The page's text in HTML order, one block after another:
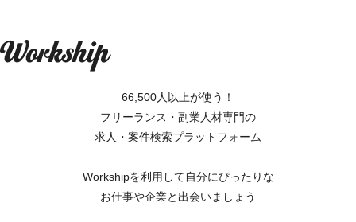
66,500人以上が使う！
フリーランス・副業人材専門の
求人・案件検索プラットフォーム
Workshipを利用して自分にぴったりな
お仕事や企業と出会いましょう